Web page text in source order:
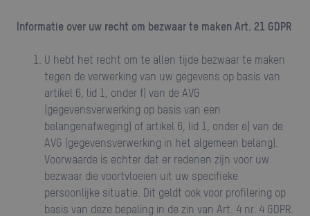
Informatie over uw recht om bezwaar te maken Art. 21 GDPR
U hebt het recht om te allen tijde bezwaar te maken
tegen de verwerking van uw gegevens op basis van
artikel 6, lid 1, onder f) van de AVG
(gegevensverwerking op basis van een
belangenafweging) of artikel 6, lid 1, onder e) van de
AVG (gegevensverwerking in het algemeen belang).
Voorwaarde is echter dat er redenen zijn voor uw
bezwaar die voortvloeien uit uw specifieke
persoonlijke situatie. Dit geldt ook voor profilering op
basis van deze bepaling in de zin van Art. 4 nr. 4 GDPR.